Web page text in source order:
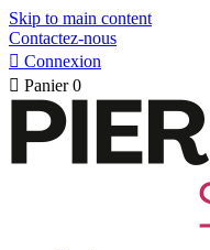
Skip to main content
Contactez-nous
 Connexion
 Panier 0